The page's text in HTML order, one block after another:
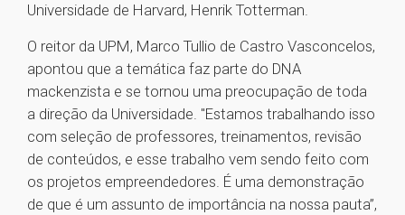
Universidade de Harvard, Henrik Totterman.
O reitor da UPM, Marco Tullio de Castro Vasconcelos,
apontou que a temática faz parte do DNA
mackenzista e se tornou uma preocupação de toda
a direção da Universidade. "Estamos trabalhando isso
com seleção de professores, treinamentos, revisão
de conteúdos, e esse trabalho vem sendo feito com
os projetos empreendedores. É uma demonstração
de que é um assunto de importância na nossa pauta”,